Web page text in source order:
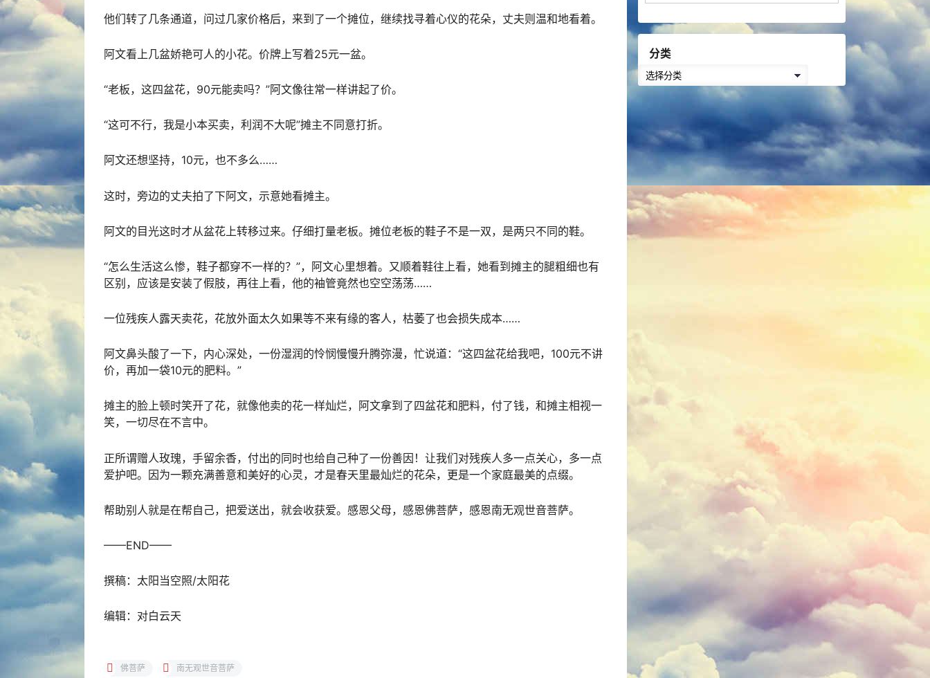
他们转了几条通道，问过几家价格后，来到了一个摊位，继续找寻着心仪的花朵，丈夫则温和地看着。
阿文看上几盆娇艳可人的小花。价牌上写着25元一盆。
“老板，这四盆花，90元能卖吗？”阿文像往常一样讲起了价。
“这可不行，我是小本买卖，利润不大呢”摊主不同意打折。
阿文还想坚持，10元，也不多么……
这时，旁边的丈夫拍了下阿文，示意她看摊主。
阿文的目光这时才从盆花上转移过来。仔细打量老板。摊位老板的鞋子不是一双，是两只不同的鞋。
“怎么生活这么惨，鞋子都穿不一样的？”，阿文心里想着。又顺着鞋往上看，她看到摊主的腿粗细也有
区别，应该是安装了假肢，再往上看，他的袖管竟然也空空荡荡……
一位残疾人露天卖花，花放外面太久如果等不来有缘的客人，枯萎了也会损失成本……
阿文鼻头酸了一下，内心深处，一份湿润的怜悯慢慢升腾弥漫，忙说道：“这四盆花给我吧，100元不讲
价，再加一袋10元的肥料。”
摊主的脸上顿时笑开了花，就像他卖的花一样灿烂，阿文拿到了四盆花和肥料，付了钱，和摊主相视一
笑，一切尽在不言中。
正所谓赠人玫瑰，手留余香，付出的同时也给自己种了一份善因！让我们对残疾人多一点关心，多一点
爱护吧。因为一颗充满善意和美好的心灵，才是春天里最灿烂的花朵，更是一个家庭最美的点缀。
帮助别人就是在帮自己，把爱送出，就会收获爱。感恩父母，感恩佛菩萨，感恩南无观世音菩萨。
——END——
撰稿：太阳当空照/太阳花
编辑：对白云天
佛菩萨 南无观世音菩萨
增
高
分类
分
类